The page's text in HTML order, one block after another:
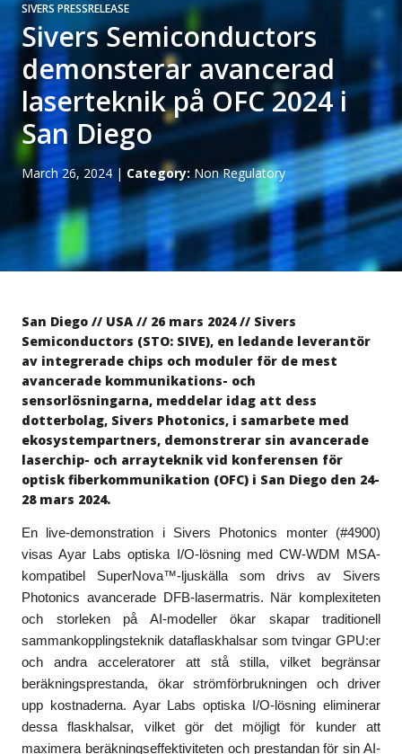
SIVERS PRESSRELEASE
Sivers Semiconductors
demonsterar avancerad
laserteknik på OFC 2024 i
San Diego
March 26, 2024 | Category:Non Regulatory
San Diego // USA // 26 mars 2024 // Sivers
Semiconductors (STO: SIVE), en ledande leverantör
av integrerade chips och moduler för de mest
avancerade kommunikations- och
sensorlösningarna, meddelar idag att dess
dotterbolag, Sivers Photonics, i samarbete med
ekosystempartners, demonstrerar sin avancerade
laserchip- och arrayteknik vid konferensen för
optisk fiberkommunikation (OFC) i San Diego den 24-
28 mars 2024.
En live-demonstration i Sivers Photonics monter (#4900)
visas Ayar Labs optiska I/O-lösning med CW-WDM MSA-
kompatibel SuperNova™-ljuskälla som drivs av Sivers
Photonics avancerade DFB-lasermatris. När komplexiteten
och storleken på AI-modeller ökar skapar traditionell
sammankopplingsteknik dataflaskhalsar som tvingar GPU:er
och andra acceleratorer att stå stilla, vilket begränsar
beräkningsprestanda, ökar strömförbrukningen och driver
upp kostnaderna. Ayar Labs optiska I/O-lösning eliminerar
dessa flaskhalsar, vilket gör det möjligt för kunder att
maximera beräkningseffektiviteten och prestandan för sin AI-